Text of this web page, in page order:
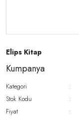
Elips Kitap
Kumpanya
Kategori
Stok Kodu
Fiyat